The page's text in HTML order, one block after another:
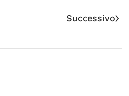
Successivo